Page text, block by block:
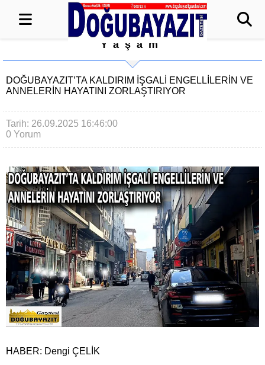
Yaşam
DOĞUBAYAZIT’TA KALDIRIM İŞGALİ ENGELLİLERİN VE
ANNELERİN HAYATINI ZORLAŞTIRIYOR
Tarih: 26.09.2025 16:46:00
0 Yorum
HABER: Dengi ÇELİK